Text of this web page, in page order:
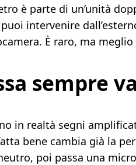
è parte di un’unità
intervenire
È raro, ma
sempre
in realtà segni
bene cambia già la
poi passa una